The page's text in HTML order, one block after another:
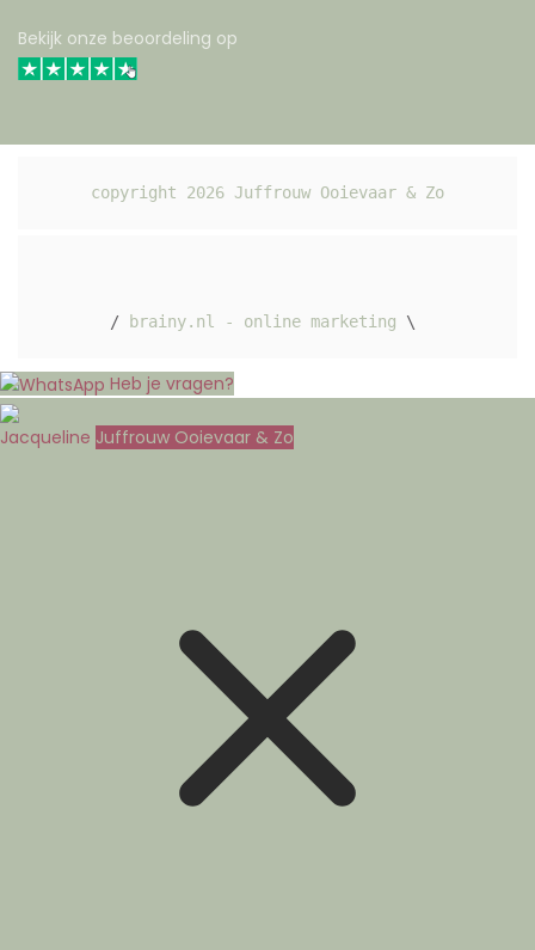
Bekijk onze beoordeling op
copyright 2026 Juffrouw Ooievaar & Zo
/ brainy.nl - online marketing \
Heb je vragen?
Jacqueline Juffrouw Ooievaar & Zo